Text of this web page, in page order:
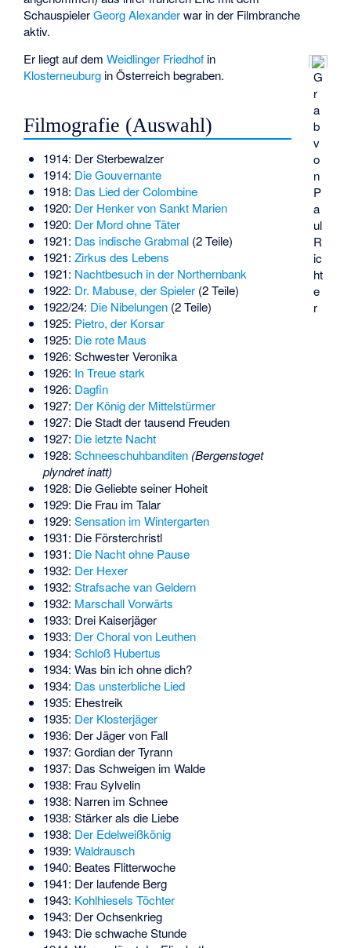
SchauspielerGeorg Alexanderwar in der Filmbranche
aktiv.
G
r
a
b
v
o
n
P
a
ul
R
ic
ht
e
r
Er liegt auf demWeidlinger Friedhof in
Klosterneuburg in Österreich begraben.
Filmografie (Auswahl)
1914: Der Sterbewalzer
1914: Die Gouvernante
1918: Das Lied der Colombine
1920: Der Henker von Sankt Marien
1920: Der Mord ohne Täter
1921: Das indische Grabmal(2 Teile)
1921: Zirkus des Lebens
1921: Nachtbesuch in der Northernbank
1922: Dr. Mabuse, der Spieler(2 Teile)
1922/24: Die Nibelungen(2 Teile)
1925: Pietro, der Korsar
1925: Die rote Maus
1926: Schwester Veronika
1926: In Treue stark
1926: Dagfin
1927: Der König der Mittelstürmer
1927: Die Stadt der tausend Freuden
1927: Die letzte Nacht
1928: Schneeschuhbanditen (Bergenstoget
plyndret inatt)
1928: Die Geliebte seiner Hoheit
1929: Die Frau im Talar
1929: Sensation im Wintergarten
1931: Die Försterchristl
1931: Die Nacht ohne Pause
1932: Der Hexer
1932: Strafsache van Geldern
1932: Marschall Vorwärts
1933: Drei Kaiserjäger
1933: Der Choral von Leuthen
1934: Schloß Hubertus
1934: Was bin ich ohne dich?
1934: Das unsterbliche Lied
1935: Ehestreik
1935: Der Klosterjäger
1936: Der Jäger von Fall
1937: Gordian der Tyrann
1937: Das Schweigen im Walde
1938: Frau Sylvelin
1938: Narren im Schnee
1938: Stärker als die Liebe
1938: Der Edelweißkönig
1939: Waldrausch
1940: Beates Flitterwoche
1941: Der laufende Berg
1943: Kohlhiesels Töchter
1943: Der Ochsenkrieg
1943: Die schwache Stunde